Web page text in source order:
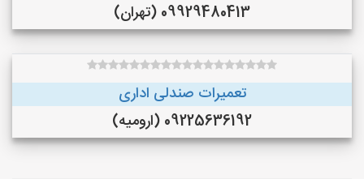
09929480413 (تهران)
تعمیرات صندلی اداری
09225636192 (ارومیه)